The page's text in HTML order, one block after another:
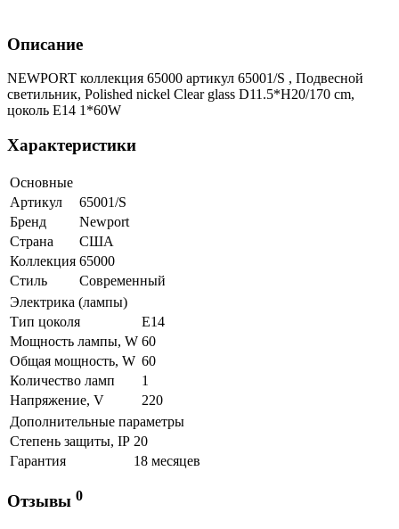
Описание
NEWPORT коллекция 65000 артикул 65001/S , Подвесной
светильник, Polished nickel Clear glass D11.5*H20/170 cm,
цоколь E14 1*60W
Характеристики
Основные
Артикул
65001/S
Бренд
Newport
Страна
США
Коллекция 65000
Стиль
Современный
Электрика (лампы)
Тип цоколя
E14
Мощность лампы, W 60
Общая мощность, W 60
Количество ламп
1
Напряжение, V
220
Дополнительные параметры
Степень защиты, IP 20
Гарантия
18 месяцев
Отзывы 0